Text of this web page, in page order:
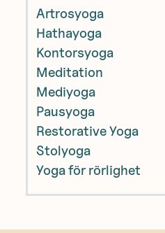
Artrosyoga
Hathayoga
Kontorsyoga
Meditation
Mediyoga
Pausyoga
Restorative Yoga
Stolyoga
Yoga för rörlighet